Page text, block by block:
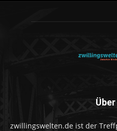
zwillingswelten.de ist der